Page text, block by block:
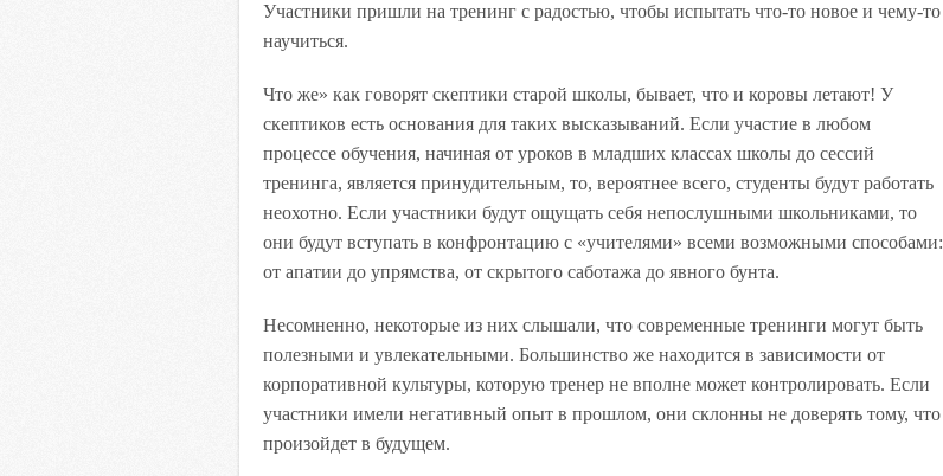
Участники пришли на тренинг с радостью, чтобы испытать что-то новое и чему-то
научиться.
Что же» как говорят скептики старой школы, бывает, что и коровы летают! У
скептиков есть основания для таких высказываний. Если участие в любом
процессе обучения, начиная от уроков в младших классах школы до сессий
тренинга, является принудительным, то, вероятнее всего, студенты будут работать
неохотно. Если участники будут ощущать себя непослушными школьниками, то
они будут вступать в конфронтацию с «учителями» всеми возможными способами:
от апатии до упрямства, от скрытого саботажа до явного бунта.
Несомненно, некоторые из них слышали, что современные тренинги могут быть
полезными и увлекательными. Большинство же находится в зависимости от
корпоративной культуры, которую тренер не вполне может контролировать. Если
участники имели негативный опыт в прошлом, они склонны не доверять тому, что
произойдет в будущем.